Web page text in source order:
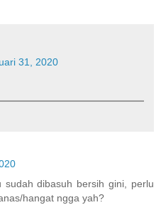
31, 2020
sudah dibasuh bersih gini, perlu
hangat ngga yah?